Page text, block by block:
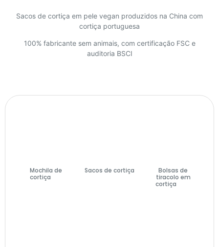
Sacos de cortiça em pele vegan produzidos na China com
cortiça portuguesa
100% fabricante sem animais, com certificação FSC e
auditoria BSCI
Mochila de
cortiça
Sacos de cortiça
Bolsas de
tiracolo em
cortiça